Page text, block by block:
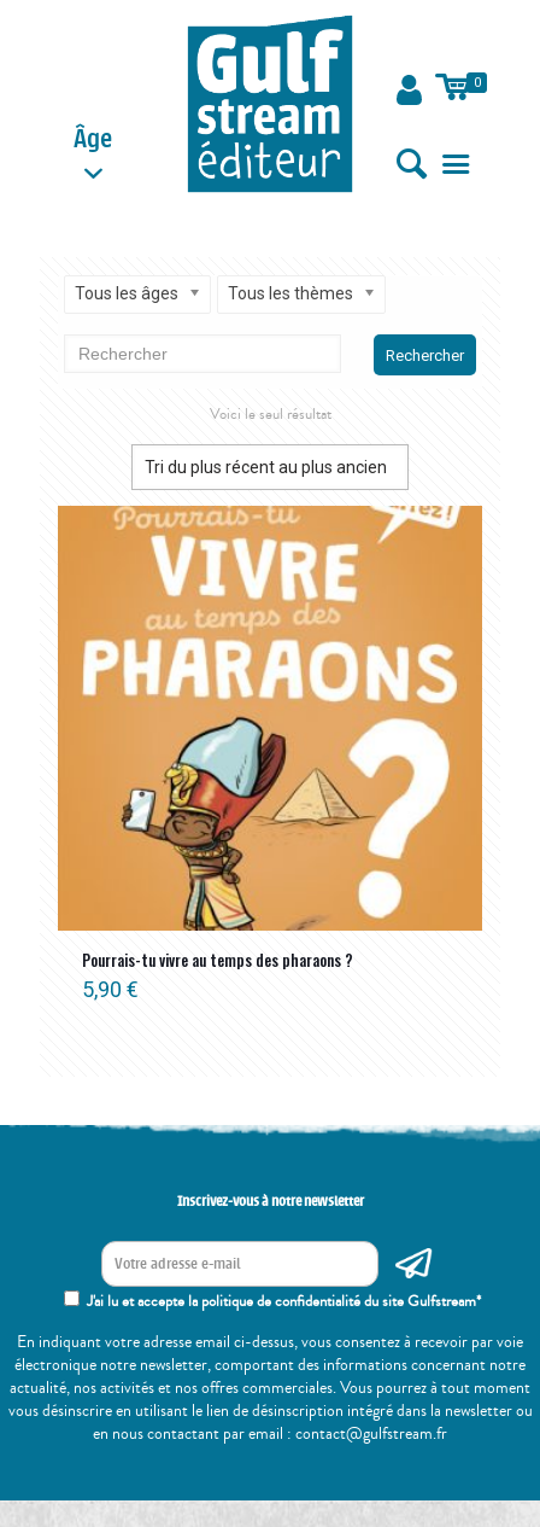
Âge
0
Tous les âges Tous les thèmes
Rechercher
Voici le seul résultat
Pourrais-tu vivre au temps des pharaons ?
5,90 €
Inscrivez-vous à notre newsletter
J'ai lu et accepte la politique de confidentialité du site Gulfstream*
En indiquant votre adresse email ci-dessus, vous consentez à recevoir par voie
électronique notre newsletter, comportant des informations concernant notre
actualité, nos activités et nos offres commerciales. Vous pourrez à tout moment
vous désinscrire en utilisant le lien de désinscription intégré dans la newsletter ou
en nous contactant par email : contact@gulfstream.fr